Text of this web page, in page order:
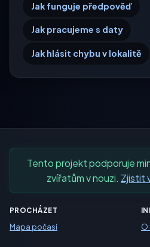
Jak funguje předpověď
Jak pracujeme s daty
Jak hlásit chybu v lokalitě
Tento projekt podporuje
zvířatům v nouzi. Zjistit
PROCHÁZET
Mapa počasí O